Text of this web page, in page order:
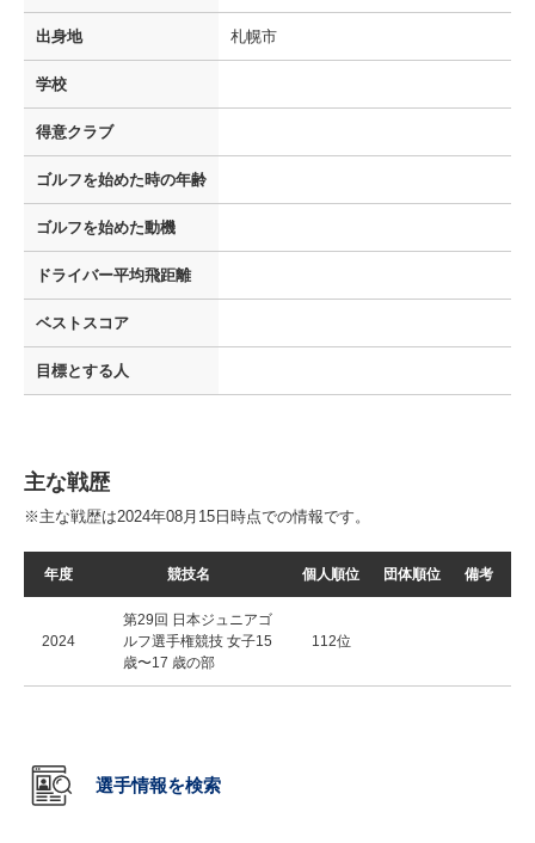
出身地 札幌市
学校
得意クラブ
ゴルフを始めた時の年齢
ゴルフを始めた動機
ドライバー平均飛距離
ベストスコア
目標とする人
主な戦歴
※主な戦歴は2024年08月15日時点での情報です。
年度 競技名 個人順位 団体順位 備考
2024
第29回 日本ジュニアゴ
ルフ選手権競技 女子15
歳〜17 歳の部
112位
選手情報を検索